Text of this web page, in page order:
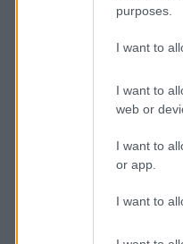
purposes.
I want to
I want to
web or
I want to
or app.
I want to